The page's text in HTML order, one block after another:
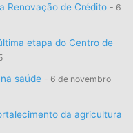
Renovação de Crédito
6
etapa do Centro de
saúde
6 de novembro
da agricultura